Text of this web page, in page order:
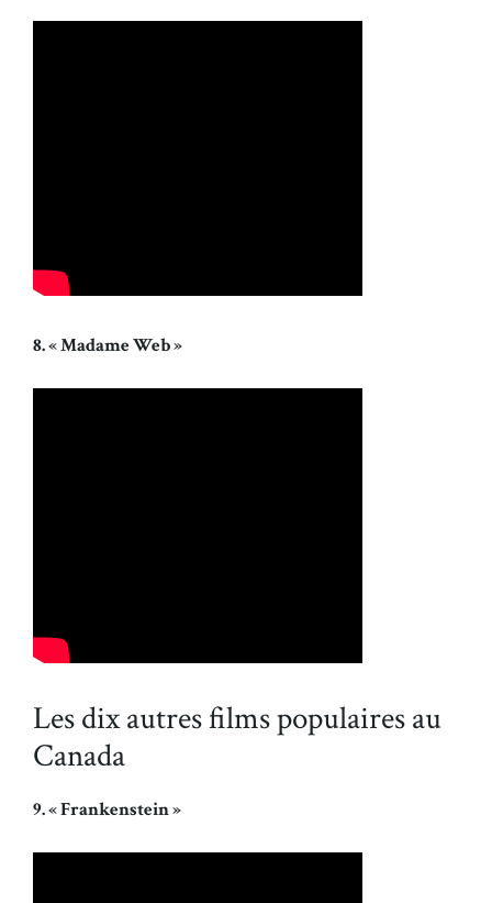
8. « Madame Web »
Les dix autres films populaires au
Canada
9. « Frankenstein »